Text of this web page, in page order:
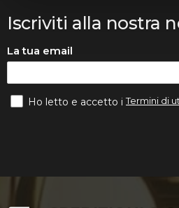
Iscriviti alla nostra
La tua email
Ho letto e accetto iTermini di